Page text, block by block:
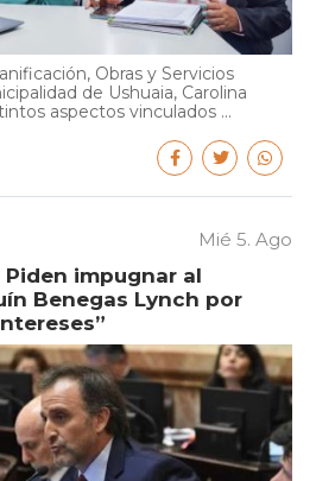
Obras y Servicios
de Ushuaia, Carolina
aspectos vinculados ...
Mié 5. Ago
Piden impugnar al
Benegas Lynch por